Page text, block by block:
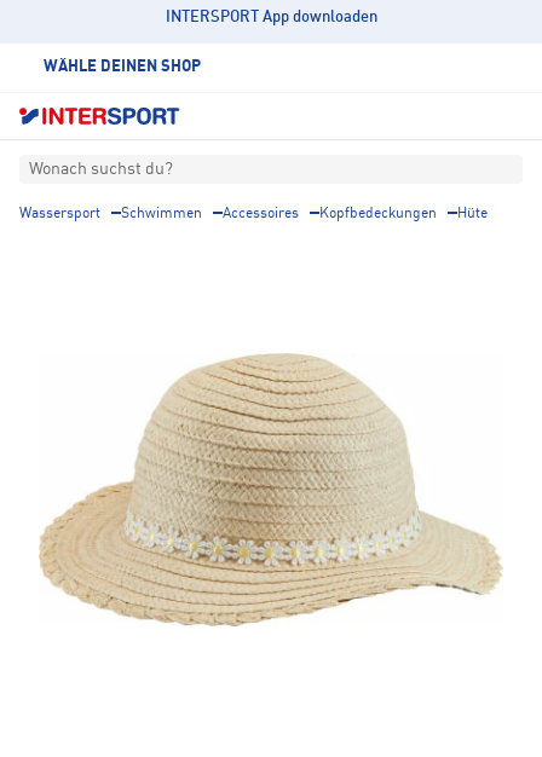
INTERSPORT App downloaden
WÄHLE DEINEN SHOP
Wonach suchst du?
Wassersport Schwimmen Accessoires Kopfbedeckungen Hüte